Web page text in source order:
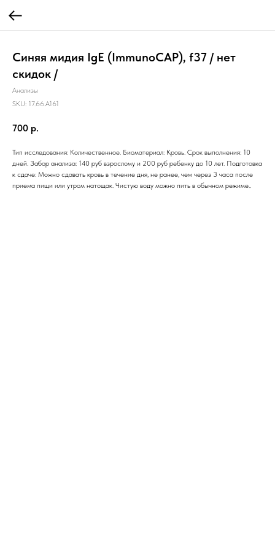
Синяя мидия IgE (ImmunoCAP), f37 / нет
скидок /
Анализы
SKU: 17.66.A161
700 р.
Тип исследования: Количественное. Биоматериал: Кровь. Срок выполнения: 10
дней. Забор анализа: 140 руб взрослому и 200 руб ребенку до 10 лет. Подготовка
к сдаче: Можно сдавать кровь в течение дня, не ранее, чем через 3 часа после
приема пищи или утром натощак. Чистую воду можно пить в обычном режиме..